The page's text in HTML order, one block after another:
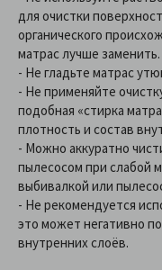
для очистки
органического
матрас лучше заменить.
- Не гладьте матрас
- Не применяйте
подобная «стирка
плотность и состав
- Можно аккуратно
пылесосом при слабой
выбивалкой или
- Не рекомендуется
это может негативно
внутренних слоёв.